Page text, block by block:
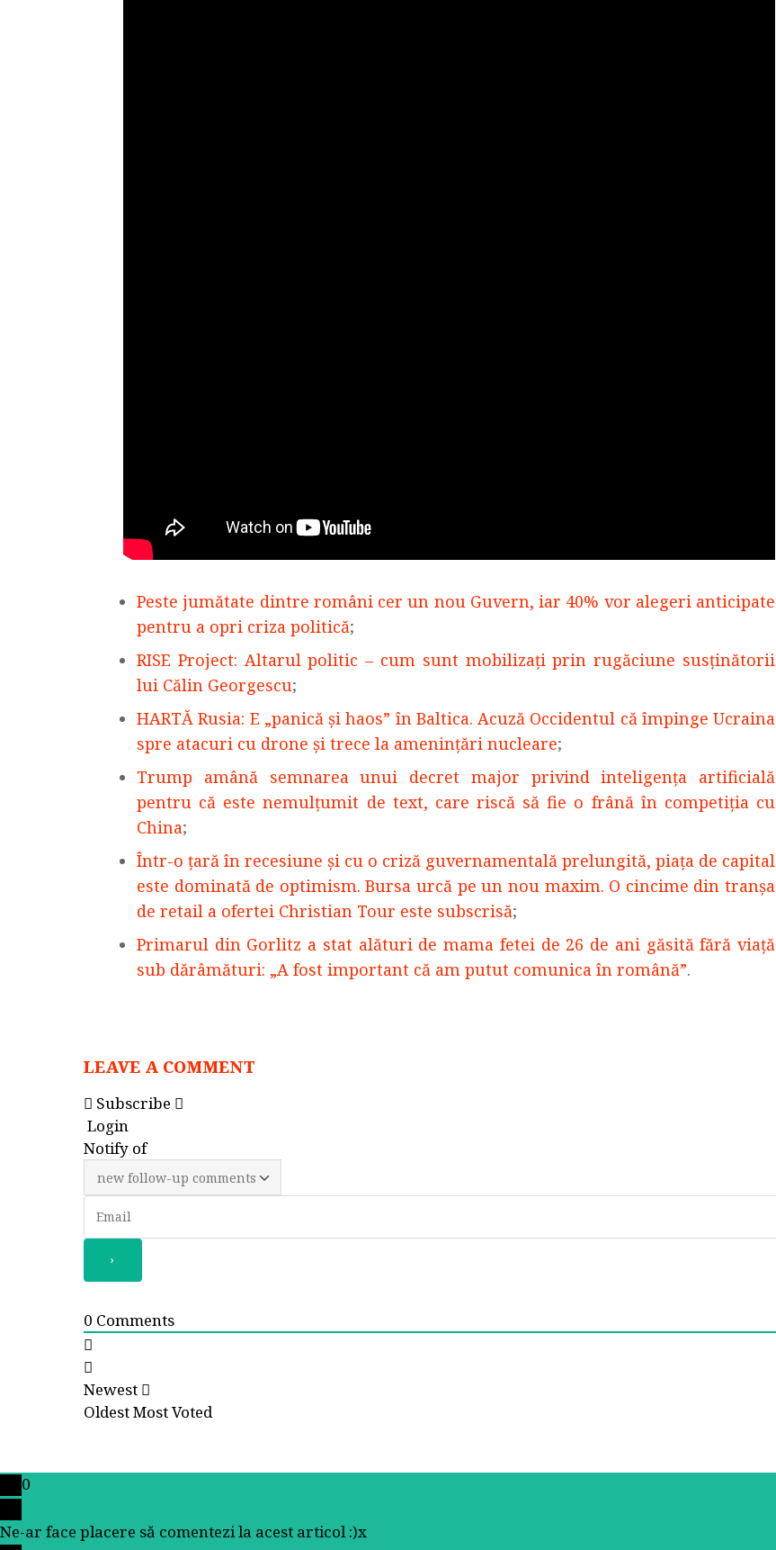
Peste jumătate dintre români cer un nou Guvern, iar 40% vor alegeri anticipate
pentru a opri criza politică;
RISE Project: Altarul politic – cum sunt mobilizați prin rugăciune susținătorii
lui Călin Georgescu;
HARTĂ Rusia: E „panică și haos” în Baltica. Acuză Occidentul că împinge Ucraina
spre atacuri cu drone și trece la amenințări nucleare;
Trump amână semnarea unui decret major privind inteligenţa artificială
pentru că este nemulţumit de text, care riscă să fie o frână în competiţia cu
China;
Într-o țară în recesiune și cu o criză guvernamentală prelungită, piața de capital
este dominată de optimism. Bursa urcă pe un nou maxim. O cincime din tranșa
de retail a ofertei Christian Tour este subscrisă;
Primarul din Gorlitz a stat alături de mama fetei de 26 de ani găsită fără viață
sub dărâmături: „A fost important că am putut comunica în română”.
LEAVE A COMMENT
Subscribe
Login
Notify of
0 Comments
Newest
OldestMost Voted
0
Ne-ar face placere să comentezi la acest articol :)x